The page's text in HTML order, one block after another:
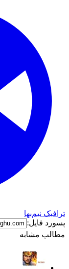
ترافیک نیم‌بها
پسورد فایل:
مطالب مشابه